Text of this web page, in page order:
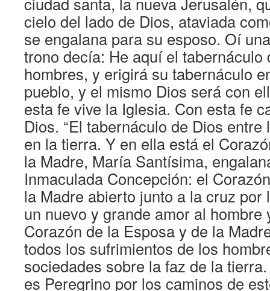
cielo del lado de Dios, ataviada
se engalana para su esposo. Oí
trono decía: He aquí el tabernáculo
hombres, y erigirá su tabernáculo
pueblo, y el mismo Dios será con
esta fe vive la Iglesia. Con esta fe
Dios. “El tabernáculo de Dios entre
en la tierra. Y en ella está el
la Madre, María Santísima,
Inmaculada Concepción: el
la Madre abierto junto a la cruz por
un nuevo y grande amor al hombre
Corazón de la Esposa y de la
todos los sufrimientos de los
sociedades sobre la faz de la
es Peregrino por los caminos de